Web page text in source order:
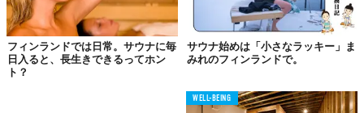
相模健康センター：登録なし
竜泉寺の湯　八王子みなみ野店：
https://youtu.be/_2ri3ps2EVM
竜泉寺の湯　草加谷塚店：
https://youtu.be/_vZww-FbA84
フィンランドでは日常。サウナに毎
日入ると、長生きできるってホン
ト？
サウナ始めは「小さなラッキー」ま
みれのフィンランドで。
WELL-BEING